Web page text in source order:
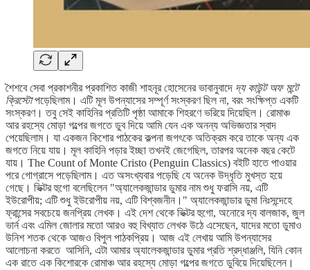
শৈশবে সেবা প্রকাশনীর প্রকাশিত কাজী শাহনূর হোসেনের ভাবানুবাদে দ্য কাউন্ট অফ মন্টে
ক্রিস্টোপড়েছিলাম। এটি মূল উপন্যাসের সম্পূর্ণ সংস্করণ ছিল না, বরং সংক্ষিপ্ত একটি
সংস্করণ। তবু সেই কাহিনির প্রতিটি পৃষ্ঠা আমাকে শিহরণে ভরিয়ে দিয়েছিল। রোমাঞ্চ
আর রহস্যে মোড়া গল্পের জগতে ডুব দিয়ে আমি যেন এক অনন্য অভিজ্ঞতার স্বাদ
পেয়েছিলাম। যা একজন কিশোর পাঠকের কল্পনা জগৎকে অতিক্রম করে তাকে অন্য এক
জগতে নিয়ে যায়। মূল কাহিনি পড়ার ইচ্ছা তখনই জেগেছিল, তারপর অনেক বছর কেটে
যায়। The Count of Monte Cristo (Penguin Classics) বইটি হাতে পাওয়ার
পরে গোগ্রাসে পড়েছিলাম। এত অসংখ্যবার পড়েছি যে অনেক উদ্ধৃতি মুখস্ত হয়ে
গেছে। ভিক্টর হুগো বলেছিলেন "অ্যালেকজান্ডার ডুমার নাম শুধু ফরাসি নয়, এটি
ইউরোপীয়; এটি শুধু ইউরোপীয় নয়, এটি বিশ্বজনীন।" অ্যালেকজান্ডার ডুমা নিঃসন্দেহে
ফ্রান্সের সবচেয়ে জনপ্রিয় লেখক। এই দেশ থেকে ভিক্টর হুগো, অনোরে দ্য বালজাক, জুল
ভার্ন এবং এমিল জোলার মতো আরও বহু বিখ্যাত লেখক উঠে এসেছেন, যাদের মতো ডুমাও
উনিশ শতক থেকে আজও বিপুল পাঠকপ্রিয়। আজ এই লেখায় আমি উপন্যাসের
আলোচনা করতে আসিনি, এটা আমার অ্যালেকজান্ডার ডুমার প্রতি শ্রদ্ধাঞ্জলি, যিনি কোন
এক রাতে এক কিশোরকে রোমাঞ্চ আর রহস্যে মোড়া গল্পের জগতে ডুবিয়ে দিয়েছিলেন।